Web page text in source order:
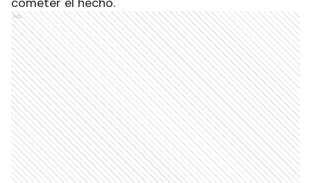
iniciaron las actuaciones a fin de establecer la
identidad y aprehensión del agresor como así el
secuestro del arma blanca utilizada para
cometer el hecho.
Ads